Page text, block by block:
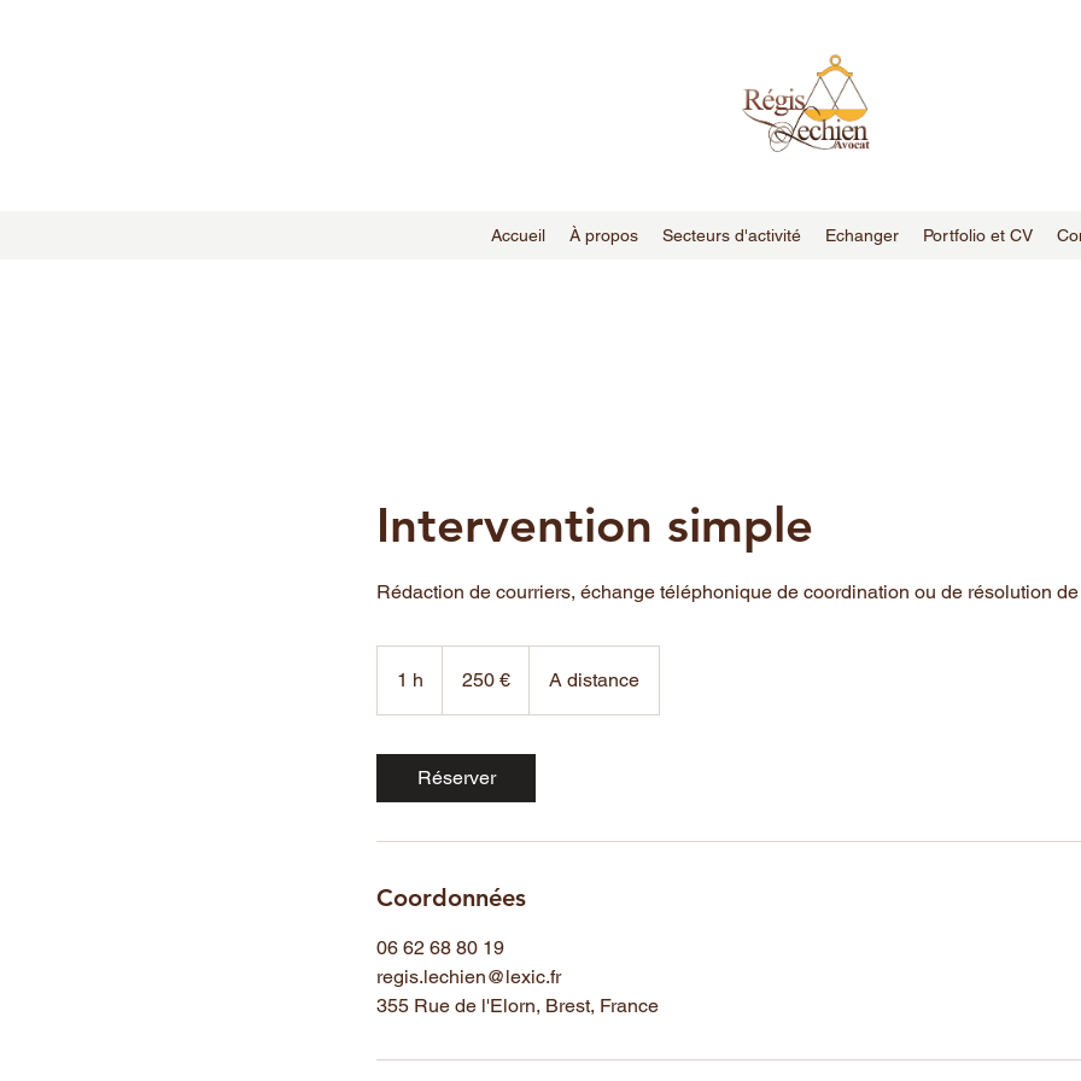
Accueil À propos Secteurs d'activité Echanger Portfolio et CV
Intervention simple
Rédaction de courriers, échange téléphonique de coordination ou de résolution
1 h 250 € A distance
Réserver
Coordonnées
06 62 68 80 19
regis.lechien@lexic.fr
355 Rue de l'Elorn, Brest, France